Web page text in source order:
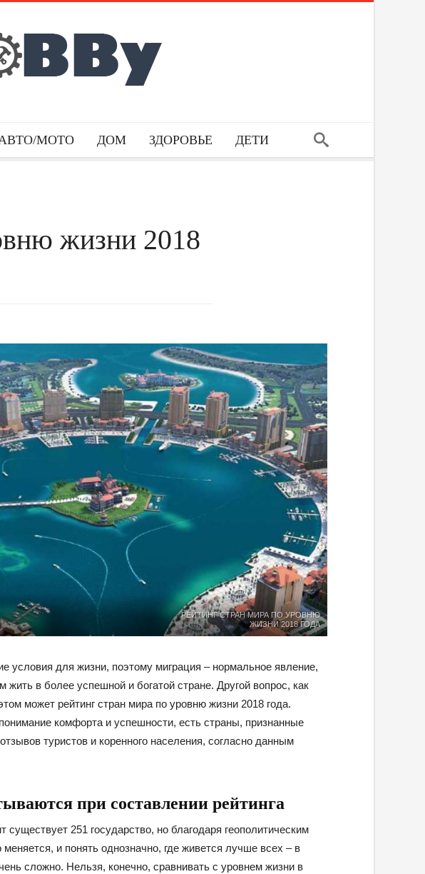
МОТО ДОМ ЗДОРОВЬЕ ДЕТИ
жизни 2018
РЕЙТИНГ СТРАН МИРА ПО УРОВНЮ
ЖИЗНИ 2018 ГОДА
условия для жизни, поэтому миграция – нормальное явление,
жить в более успешной и богатой стране. Другой вопрос, как
может рейтинг стран мира по уровню жизни 2018 года.
комфорта и успешности, есть страны, признанные
туристов и коренного населения, согласно данным
при составлении рейтинга
251 государство, но благодаря геополитическим
и понять однозначно, где живется лучше всех – в
сложно. Нельзя, конечно, сравнивать с уровнем жизни в